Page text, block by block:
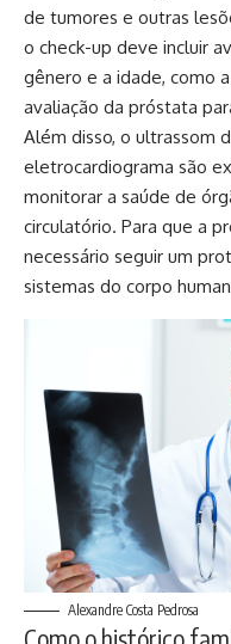
de tumores e outras
o check-up deve incluir
gênero e a idade, como
avaliação da próstata
Além disso, o ultrassom
eletrocardiograma são
monitorar a saúde de
circulatório. Para que a
necessário seguir um
sistemas do corpo
Alexandre Costa Pedrosa